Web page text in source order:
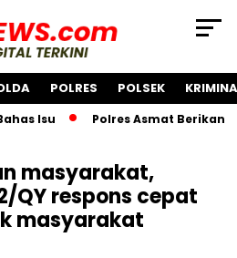
POLRES POLSEK
Polres Asmat Berikan Bantuan
masyarakat,
QY respons cepat
masyarakat